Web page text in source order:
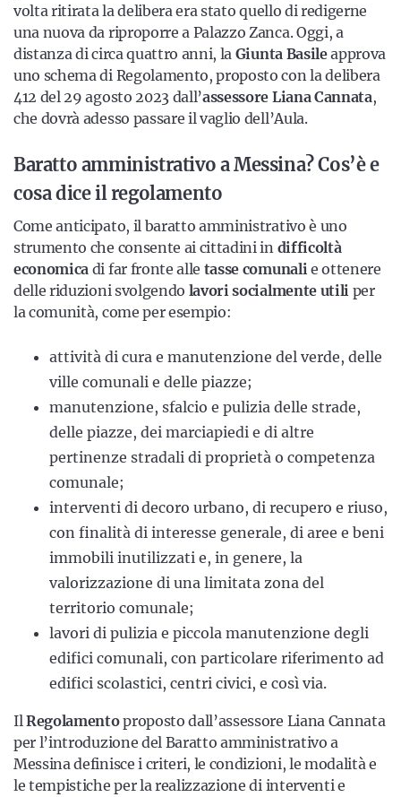
volta ritirata la delibera era stato quello di redigerne
una nuova da riproporre a Palazzo Zanca. Oggi, a
distanza di circa quattro anni, la Giunta Basileapprova
uno schema di Regolamento, proposto con la delibera
412 del 29 agosto 2023 dall’assessore Liana Cannata,
che dovrà adesso passare il vaglio dell’Aula.
Baratto amministrativo a Messina? Cos’è e
cosa dice il regolamento
Come anticipato, il baratto amministrativo è uno
strumento che consente ai cittadini in difficoltà
economica di far fronte alle tasse comunalie ottenere
delle riduzioni svolgendo lavori socialmente utili per
la comunità, come per esempio:
attività di cura e manutenzione del verde, delle
ville comunali e delle piazze;
manutenzione, sfalcio e pulizia delle strade,
delle piazze, dei marciapiedi e di altre
pertinenze stradali di proprietà o competenza
comunale;
interventi di decoro urbano, di recupero e riuso,
con finalità di interesse generale, di aree e beni
immobili inutilizzati e, in genere, la
valorizzazione di una limitata zona del
territorio comunale;
lavori di pulizia e piccola manutenzione degli
edifici comunali, con particolare riferimento ad
edifici scolastici, centri civici, e così via.
IlRegolamentoproposto dall’assessore Liana Cannata
per l’introduzione del Baratto amministrativo a
Messina definiscei criteri, le condizioni, le modalità e
le tempistiche per la realizzazione di interventi e